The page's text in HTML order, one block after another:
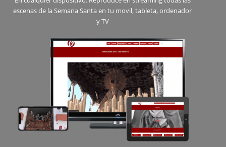
escenas de la Semana Santa en tu movil, tableta, ordenador
y TV